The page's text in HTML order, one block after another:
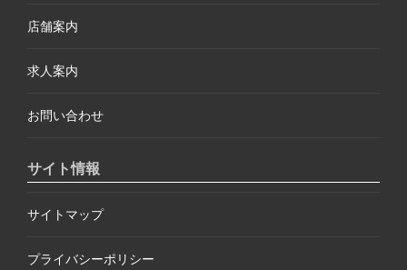
店舗案内
求人案内
お問い合わせ
サイト情報
サイトマップ
プライバシーポリシー